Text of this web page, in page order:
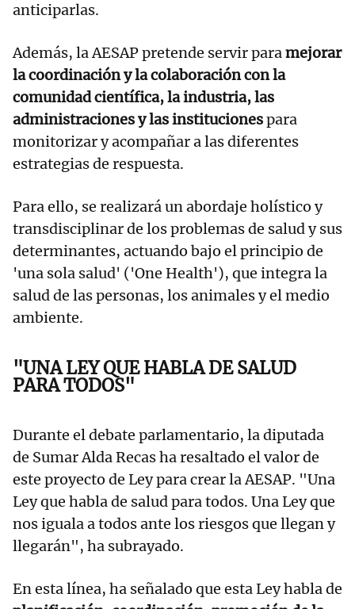
anticiparlas.
Además, la AESAP pretende servir paramejorar
la coordinación y la colaboración con la
comunidad científica, la industria, las
administraciones y las institucionespara
monitorizar y acompañar a las diferentes
estrategias de respuesta.
Para ello, se realizará un abordaje holístico y
transdisciplinar de los problemas de salud y sus
determinantes, actuando bajo el principio de
'una sola salud' ('One Health'), que integra la
salud de las personas, los animales y el medio
ambiente.
"UNA LEY QUE HABLA DE SALUD
PARA TODOS"
Durante el debate parlamentario, la diputada
de Sumar Alda Recas ha resaltado el valor de
este proyecto de Ley para crear la AESAP. "Una
Ley que habla de salud para todos. Una Ley que
nos iguala a todos ante los riesgos que llegan y
llegarán", ha subrayado.
En esta línea, ha señalado que esta Ley habla de